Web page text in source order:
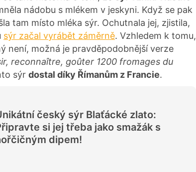
nádobu s mlékem v jeskyni. Když se pak
tam místo mléka sýr. Ochutnala jej, zjistila,
sýr začal vyrábět záměrně. Vzhledem k tomu,
není, možná je pravděpodobnější verze
reconnaître, goûter 1200 fromages du
sýr dostal díky Římanům z Francie.
český sýr Blaťácké zlato:
si jej třeba jako smažák s
dipem!